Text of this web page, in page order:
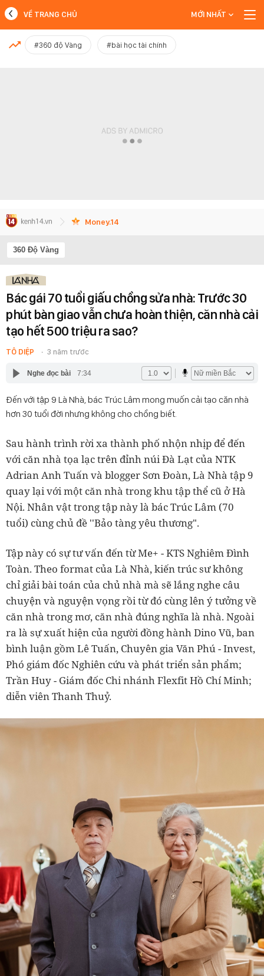
MỚI NHẤT
VỀ TRANG CHỦ MỚI NHẤT
#360 độ Vàng #bài học tài chính
Money.14
360 Độ Vàng
Bác gái 70 tuổi giấu chồng sửa nhà: Trước 30
phút bàn giao vẫn chưa hoàn thiện, căn nhà cải
tạo hết 500 triệu ra sao?
TÔ DIỆP 3 năm trước
Nghe đọc bài 7:34
Đến với tập 9 Là Nhà, bác Trúc Lâm mong muốn cải tạo căn nhà
hơn 30 tuổi đời nhưng không cho chồng biết.
Sau hành trình rời xa thành phố nhộn nhịp để đến
với căn nhà tọa lạc trên đỉnh núi Đà Lạt của NTK
Adrian Anh Tuấn và blogger Sơn Đoàn, Là Nhà tập 9
quay lại với một căn nhà trong khu tập thể cũ ở Hà
Nội. Nhân vật trong tập này là bác Trúc Lâm (70
tuổi) cùng chủ đề ''Bảo tàng yêu thương".
Tập này có sự tư vấn đến từ Me+ - KTS Nghiêm Đình
Toàn. Theo format của Là Nhà, kiến trúc sư không
chỉ giải bài toán của chủ nhà mà sẽ lắng nghe câu
chuyện và nguyện vọng rồi từ đó cùng lên ý tưởng về
căn nhà trong mơ, căn nhà đúng nghĩa là nhà. Ngoài
ra là sự xuất hiện của người đồng hành Dino Vũ, ban
bình luận gồm Lê Tuấn, Chuyên gia Văn Phú - Invest,
Phó giám đốc Nghiên cứu và phát triển sản phẩm;
Trần Huy - Giám đốc Chi nhánh Flexfit Hồ Chí Minh;
diễn viên Thanh Thuỷ.